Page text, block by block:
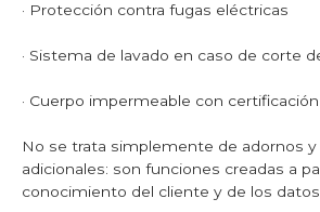
· Protección contra fugas eléctricas
· Sistema de lavado en caso de corte
· Cuerpo impermeable con
No se trata simplemente de adornos y
adicionales: son funciones creadas a
conocimiento del cliente y de los datos